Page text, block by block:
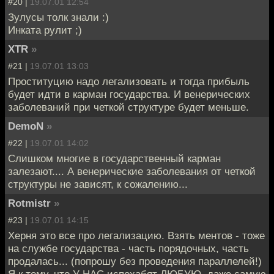
Зулусы толк знали :)
Инката рулит ;)
XTR »
#21 | 19.07.01 13:03
Проституцию надо легализовать и тогда прибыль
будет идти в карман государства. И венерических
заболеваний при четкой структуре будет меньше.
DemoN »
#22 | 19.07.01 14:02
Слишком многие в государственный карман
залезают.... А венерические заболевания от четкой
структуры не зависят, к сожалению...
Rotmistr »
#23 | 19.07.01 14:15
Херня это все про легализацию. Взять ментов - тоже
на службе государства - часть порядочных, часть
продалась... (попрошу без проведения параллелей!)